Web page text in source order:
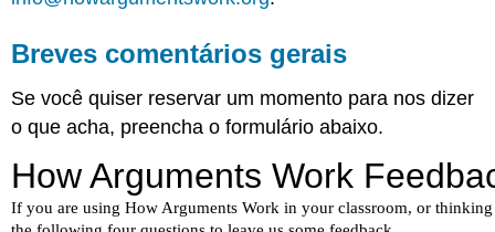
Breves comentários gerais
Se você quiser reservar um momento para nos dizer
o que acha, preencha o formulário abaixo.